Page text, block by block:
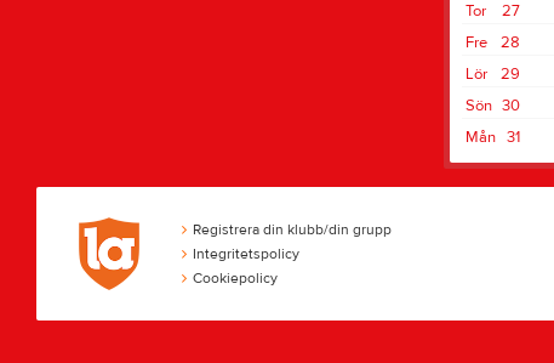
27
Tor
28
Fre
29
Lör
30
Sön
31
Mån
Registrera din klubb/din grupp
Integritetspolicy
Cookiepolicy